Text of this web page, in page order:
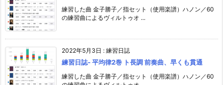
練習した曲 金子勝子／指セット（使用楽譜）ハノン／60
の練習曲によるヴィルトゥオ ...
2022年5月3日 : 練習日誌
練習日誌- 平均律2巻 ト長調 前奏曲、早くも貫通
練習した曲 金子勝子／指セット（使用楽譜）ハノン／60